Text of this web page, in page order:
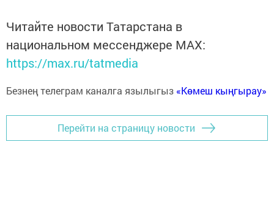
Читайте новости Татарстана в
национальном мессенджере MАХ:
https://max.ru/tatmedia
Безнең телеграм каналга язылыгыз «Көмеш кыңгырау»
Перейти на страницу новости